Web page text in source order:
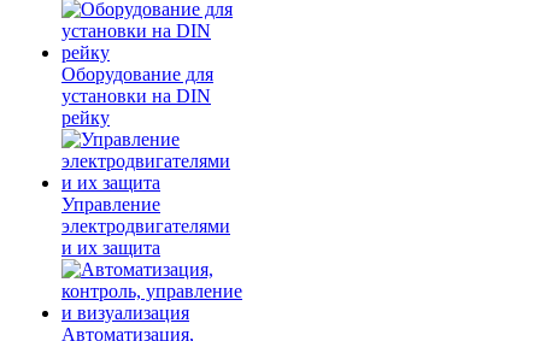
Оборудование для
установки на DIN
рейку
Управление
электродвигателями
и их защита
Автоматизация,